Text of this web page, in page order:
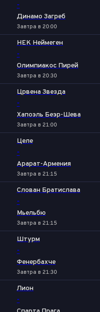
-
Динамо Загреб
Завтра в 20:00
НЕК Неймеген
-
Олимпиакос Пирей
Завтра в 20:30
Црвена Звезда
-
Хапоэль Беэр-Шева
Завтра в 21:00
Целе
-
Арарат-Армения
Завтра в 21:15
Слован Братислава
-
Мьельбю
Завтра в 21:15
Штурм
-
Фенербахче
Завтра в 21:30
Лион
-